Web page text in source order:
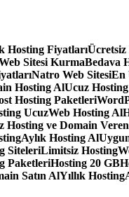
Hosting FiyatlarıÜcretsiz
Sitesi KurmaBedava
Natro Web SitesiEn
Hosting AlUcuz
Hosting Paketleri
UcuzWeb Hosting Al
Hosting ve Domain
Aylık Hosting Al
SiteleriLimitsiz Hosting
PaketleriHosting 20 GB
Satın AlYıllık Hosting